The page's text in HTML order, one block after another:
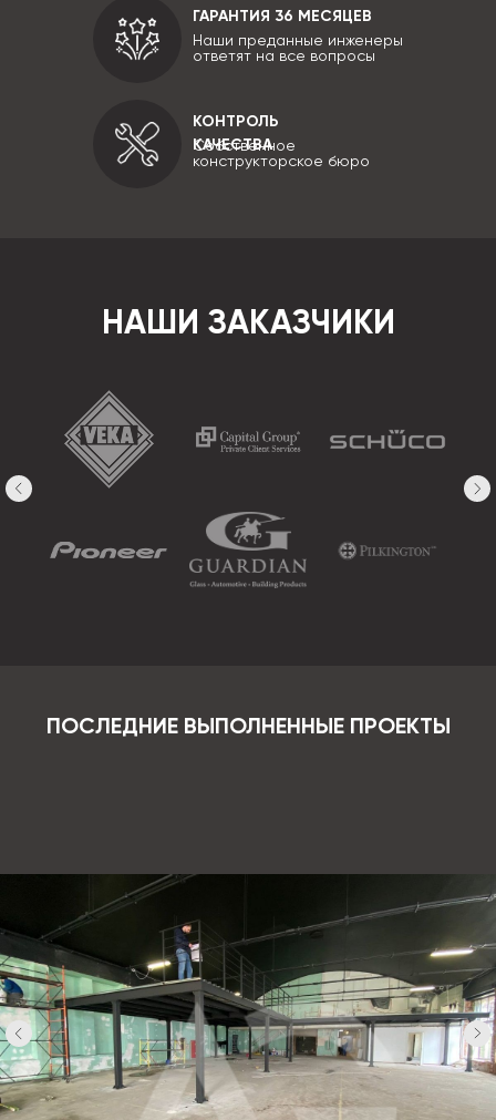
КОНТРОЛЬ
КАЧЕСТВА
Собственное
конструкторское бюро
ГАРАНТИЯ 36 МЕСЯЦЕВ
Наши преданные инженеры
ответят на все вопросы
НАШИ ЗАКАЗЧИКИ
ПОСЛЕДНИЕ ВЫПОЛНЕННЫЕ ПРОЕКТЫ